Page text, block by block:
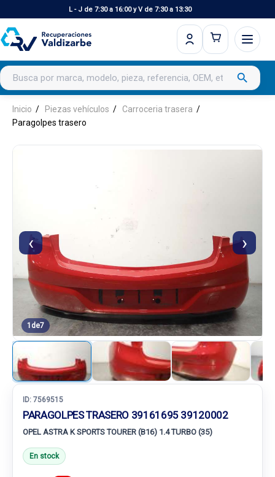
L - J de 7:30 a 16:00 y V de 7:30 a 13:30
Buscar productos search
Inicio Piezas vehículos
Carroceria trasera
Paragolpes trasero
‹ ›
1 de7
ID: 7569515
PARAGOLPES TRASERO 39161695 39120002
OPEL ASTRA K SPORTS TOURER (B16) 1.4 TURBO (35)
En stock